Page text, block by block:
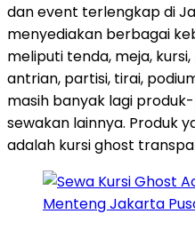
dan event terlengkap di
menyediakan berbagai
meliputi tenda, meja,
antrian, partisi, tirai,
masih banyak lagi
sewakan lainnya. Produk
adalah kursi ghost